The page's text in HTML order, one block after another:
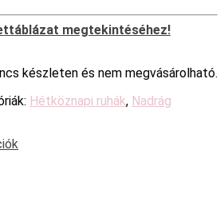
megtekintéséhez!
készleten és nem megvásárolható.
Hétköznapi ruhák, Nadrág